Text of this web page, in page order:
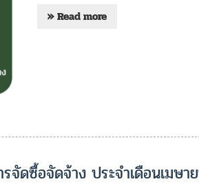
» Read more
จัดซื้อจัดจ้าง ประจำเดือนเมษ